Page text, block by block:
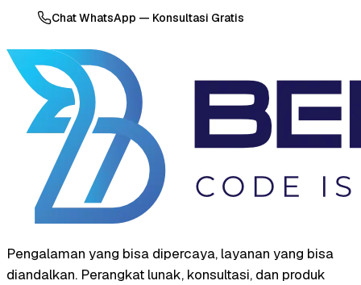
Chat WhatsApp — Konsultasi Gratis
Pengalaman yang bisa dipercaya, layanan yang bisa
diandalkan. Perangkat lunak, konsultasi, dan produk